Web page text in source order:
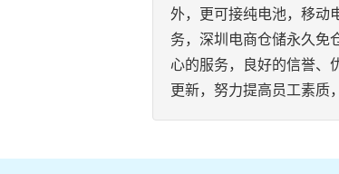
外，更可接纯电池，移动
务，深圳电商仓储永久免
心的服务，良好的信誉、
更新，努力提高员工素质